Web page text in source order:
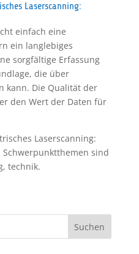
Laserscanning:
einfach eine
ein langlebiges
sorgfältige Erfassung
die über
kann. Die Qualität der
den Wert der Daten für
Laserscanning:
Schwerpunktthemen sind
technik.